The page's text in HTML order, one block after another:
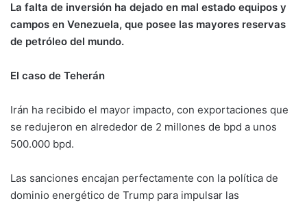
La falta de inversión ha dejado en mal estado equipos y
campos en Venezuela, que posee las mayores reservas
de petróleo del mundo.
El caso de Teherán
Irán ha recibido el mayor impacto, con exportaciones que
se redujeron en alrededor de 2 millones de bpd a unos
500.000 bpd.
Las sanciones encajan perfectamente con la política de
dominio energético de Trump para impulsar las